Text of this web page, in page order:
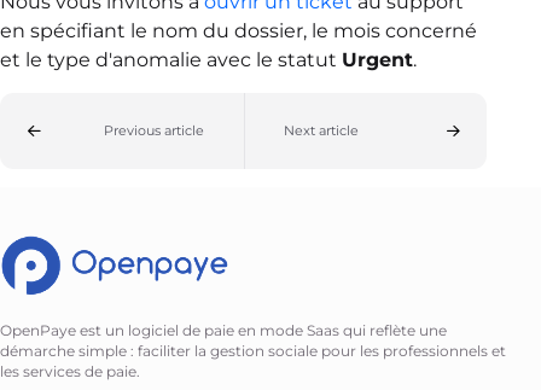
en spécifiant le nom du dossier, le mois concerné
et le type d'anomalie avec le statut Urgent.
Previous article Next article
OpenPaye est un logiciel de paie en mode Saas qui reflète une
démarche simple : faciliter la gestion sociale pour les professionnels et
les services de paie.